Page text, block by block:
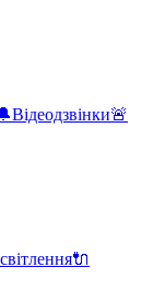
Відеодзвінки🚨
🔌